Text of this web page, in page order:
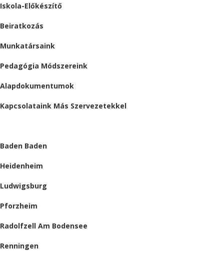
Iskola-Előkészítő
Beiratkozás
Munkatársaink
Pedagógia Módszereink
Alapdokumentumok
Kapcsolataink Más Szervezetekkel
Baden Baden
Heidenheim
Ludwigsburg
Pforzheim
Radolfzell Am Bodensee
Renningen